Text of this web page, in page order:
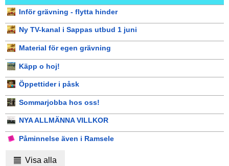
Inför grävning - flytta hinder
Ny TV-kanal i Sappas utbud 1 juni
Material för egen grävning
Käpp o hoj!
Öppettider i påsk
Sommarjobba hos oss!
NYA ALLMÄNNA VILLKOR
Påminnelse även i Ramsele
Visa alla